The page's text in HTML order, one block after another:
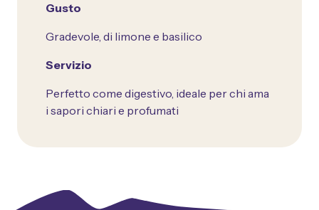
Gusto
Gradevole, di limone e basilico
Servizio
Perfetto come digestivo, ideale per chi ama
i sapori chiari e profumati